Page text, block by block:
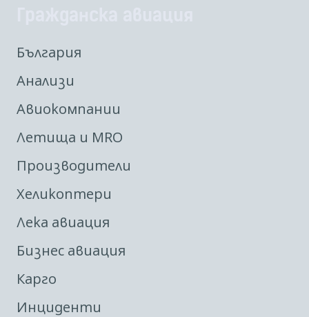
България
Анализи
Авиокомпании
Летища и MRO
Производители
Хеликоптери
Лека авиация
Бизнес авиация
Карго
Инциденти